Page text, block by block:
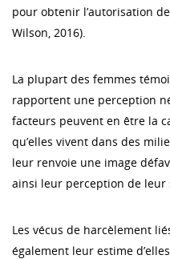
pour obtenir l’autorisation
Wilson, 2016).
La plupart des femmes
rapportent une perception
facteurs peuvent en être la
qu’elles vivent dans des
leur renvoie une image
ainsi leur perception de leur
Les vécus de harcèlement
également leur estime